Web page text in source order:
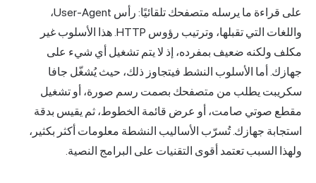
على قراءة ما يرسله متصفحك تلقائيًا: رأس User-Agent،
واللغات التي تقبلها، وترتيب رؤوس HTTP. هذا الأسلوب غير
مكلف ولكنه ضعيف بمفرده، إذ لا يتم تشغيل أي شيء على
جهازك. أما الأسلوب النشط فيتجاوز ذلك، حيث يُشغّل جافا
سكريبت يطلب من متصفحك بصمت رسم صورة، أو تشغيل
مقطع صوتي صامت، أو عرض قائمة الخطوط، ثم يقيس بدقة
استجابة جهازك. تُسرّب الأساليب النشطة معلومات أكثر بكثير،
ولهذا السبب تعتمد أقوى التقنيات على البرامج النصية.